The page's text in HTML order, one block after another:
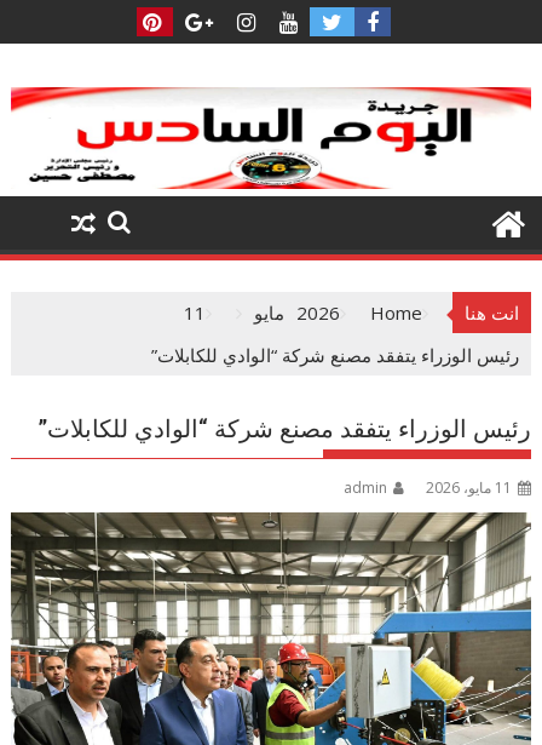
to
انت هنا Home
2026 مايو
11
رئيس الوزراء يتفقد مصنع شركة “الوادي للكابلات”
رئيس الوزراء يتفقد مصنع شركة “الوادي للكابلات”
11 مايو، 2026 admin